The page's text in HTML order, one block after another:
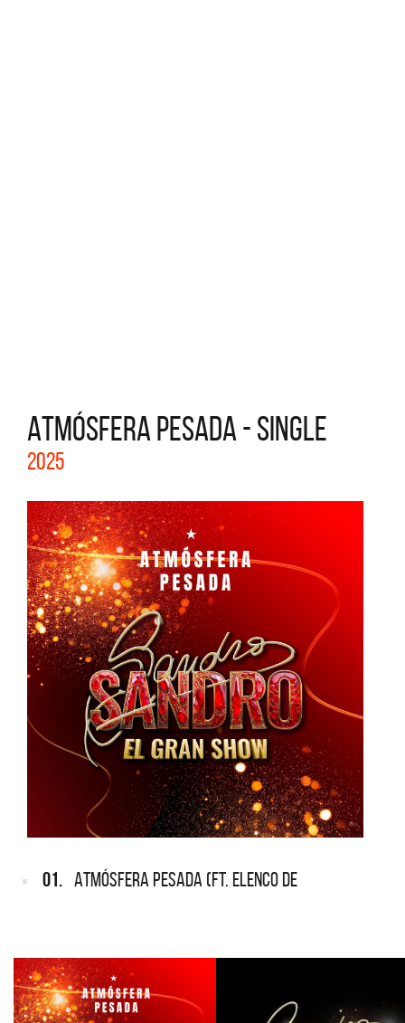
ATMÓSFERA PESADA - SINGLE
2025
01. ATMÓSFERA PESADA (FT. ELENCO DE